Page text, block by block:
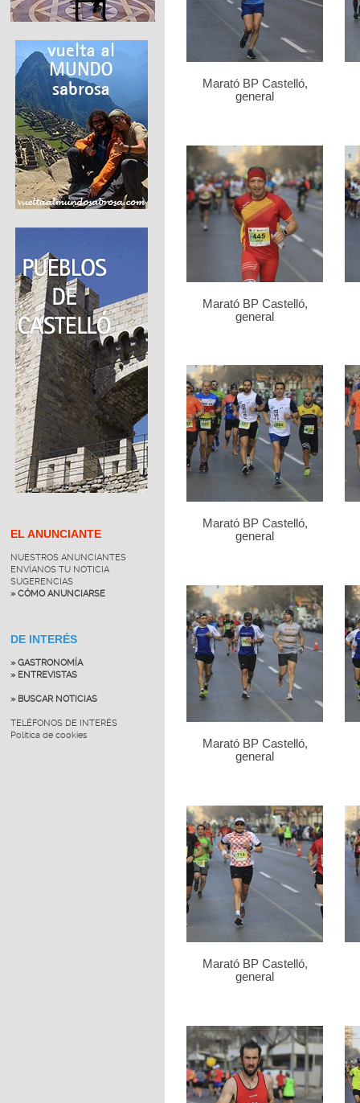
EL ANUNCIANTE
NUESTROS ANUNCIANTES
ENVÍANOS TU NOTICIA
SUGERENCIAS
» CÓMO ANUNCIARSE
DE INTERÉS
» GASTRONOMÍA
» ENTREVISTAS
» BUSCAR NOTICIAS
TELÉFONOS DE INTERÉS
Política de cookies
Marató BP Castelló,
general
Marató BP Castelló,
general
Marató BP Castelló,
general
Marató BP Castelló,
general
Marató BP Castelló,
general